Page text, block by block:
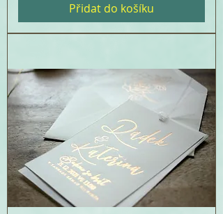
Přidat do košíku